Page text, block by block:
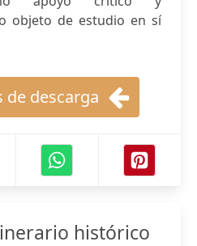
objeto de estudio en sí
de descarga
histórico